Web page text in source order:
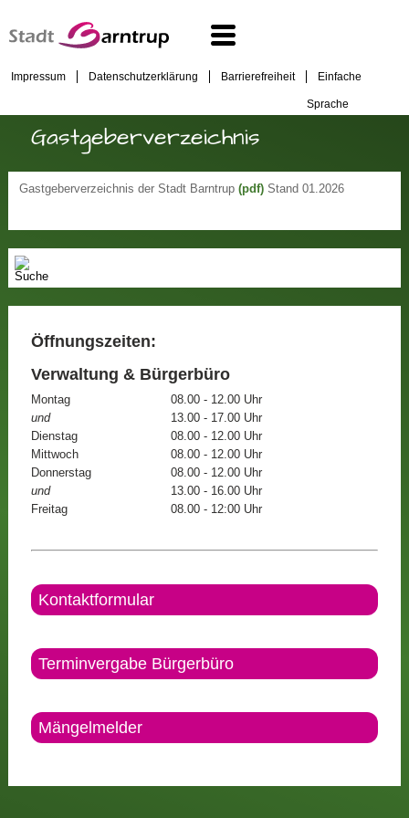
Impressum Datenschutzerklärung Barrierefreiheit Einfache
Sprache
Gastgeberverzeichnis
Gastgeberverzeichnis der Stadt Barntrup(pdf) Stand 01.2026
Öffnungszeiten:
Verwaltung & Bürgerbüro
Montag
08.00 - 12.00 Uhr
und
13.00 - 17.00 Uhr
Dienstag
08.00 - 12.00 Uhr
Mittwoch
08.00 - 12.00 Uhr
Donnerstag
08.00 - 12.00 Uhr
und
13.00 - 16.00 Uhr
Freitag
08.00 - 12:00 Uhr
Kontaktformular
Terminvergabe Bürgerbüro
Mängelmelder